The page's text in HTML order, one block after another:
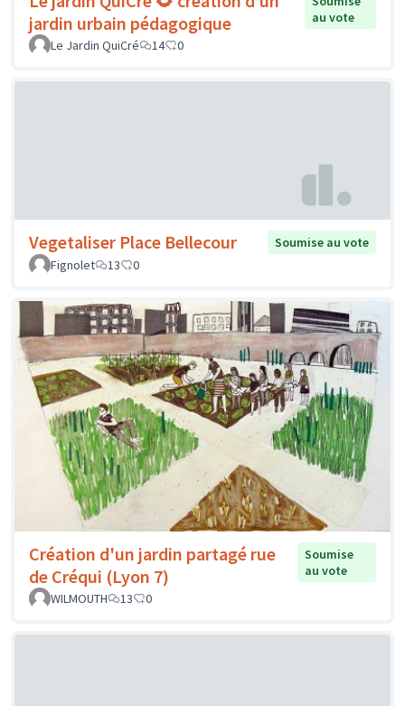
jardin urbain pédagogique
au vote
Le Jardin QuiCré
14 0
Vegetaliser Place Bellecour
Soumise au vote
Fignolet
13 0
Création d'un jardin partagé rue
de Créqui (Lyon 7)
Soumise
au vote
WILMOUTH
13 0